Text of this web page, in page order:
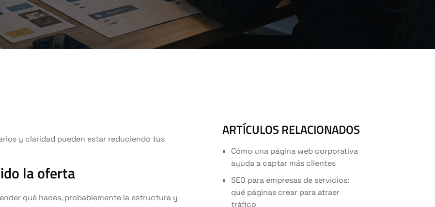
y claridad pueden estar reduciendo tus
la oferta
qué haces, probablemente la estructura y
ARTÍCULOS RELACIONADOS
Cómo una página web corporativa
ayuda a captar más clientes
SEO para empresas de servicios:
qué páginas crear para atraer
tráfico